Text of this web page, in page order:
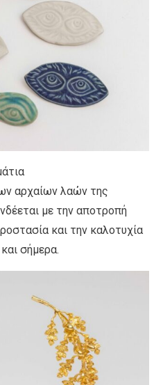
αρχαίων λαών της
με την αποτροπή
και την καλοτυχία
σήμερα.